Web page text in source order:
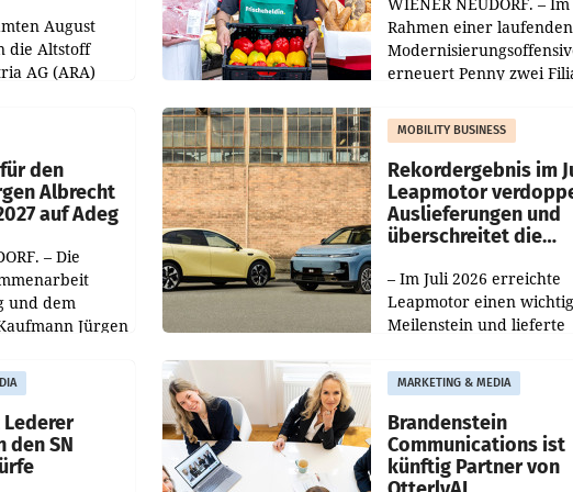
August
die Altstoff
AG (ARA)
„Kreislauf-
Müller-Filialen
Rahmen einer laufenden
erneuert Penny zwei
Die beiden Standorte
Haag sowie im rund
den
Albrecht
auf Adeg
– Die
und dem
Jürgen
MOBILITY BUSINESS
Rekordergebnis im
Leapmotor
Auslieferungen und
überschreitet die
– Im Juli 2026 erreichte
Leapmotor einen
Meilenstein und lieferte
aus, womit sich das
gegenüber Juli 2025
verdoppelte (+102
den SN
MARKETING & MEDIA
Brandenstein
Communications ist
künftig Partner von